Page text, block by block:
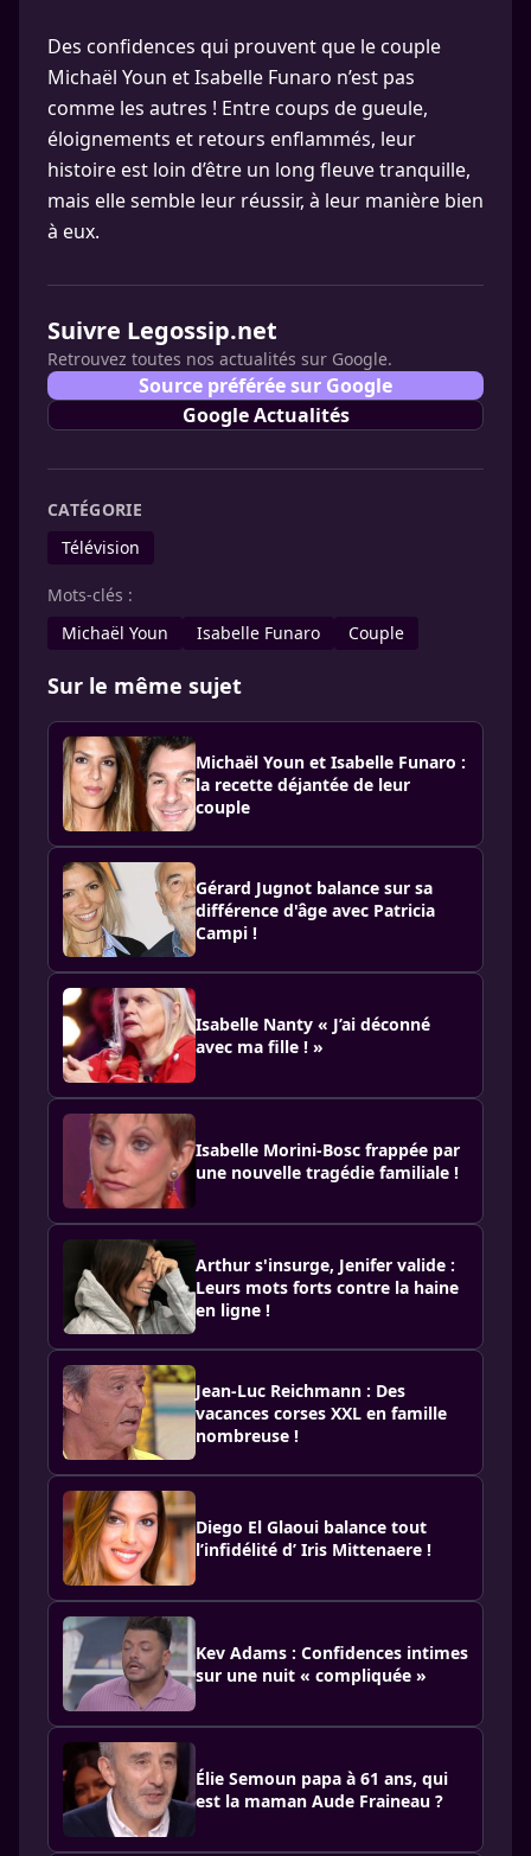
Des confidences qui prouvent que le couple
Michaël Youn et Isabelle Funaro n’est pas
comme les autres ! Entre coups de gueule,
éloignements et retours enflammés, leur
histoire est loin d’être un long fleuve tranquille,
mais elle semble leur réussir, à leur manière bien
à eux.
Suivre Legossip.net
Retrouvez toutes nos actualités sur Google.
Source préférée sur Google
Google Actualités
CATÉGORIE
Télévision
Mots-clés :
Michaël Youn
Isabelle Funaro Couple
Sur le même sujet
Michaël Youn et Isabelle Funaro :
la recette déjantée de leur
couple
Gérard Jugnot balance sur sa
différence d'âge avec Patricia
Campi !
Isabelle Nanty « J’ai déconné
avec ma fille ! »
Isabelle Morini-Bosc frappée par
une nouvelle tragédie familiale !
Arthur s'insurge, Jenifer valide :
Leurs mots forts contre la haine
en ligne !
Jean-Luc Reichmann : Des
vacances corses XXL en famille
nombreuse !
Diego El Glaoui balance tout
l’infidélité d’ Iris Mittenaere !
Kev Adams : Confidences intimes
sur une nuit « compliquée »
Élie Semoun papa à 61 ans, qui
est la maman Aude Fraineau ?